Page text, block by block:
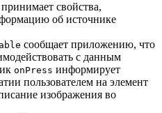
принимает свойства,
об источнике
сообщает приложению, что
с данным
onPress информирует
пользователем на элемент
изображения во